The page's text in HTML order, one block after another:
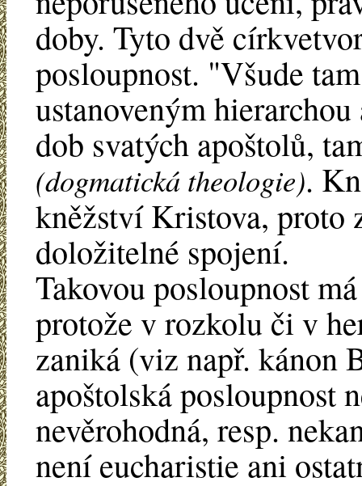
doby. Tyto dvě
posloupnost. "Všude
ustanoveným
dob svatých apoštolů,
(dogmatická theologie).
kněžství Kristova, proto
doložitelné spojení.
Takovou posloupnost
protože v rozkolu či v
zaniká (viz např. kánon
apoštolská posloupnost
nevěrohodná, resp.
není eucharistie ani